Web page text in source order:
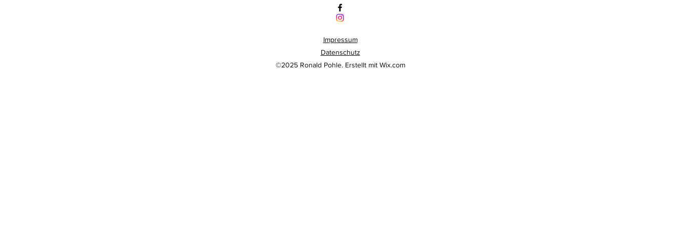
Impressum
Datenschutz
©2025 Ronald Pohle. Erstellt mit Wix.com